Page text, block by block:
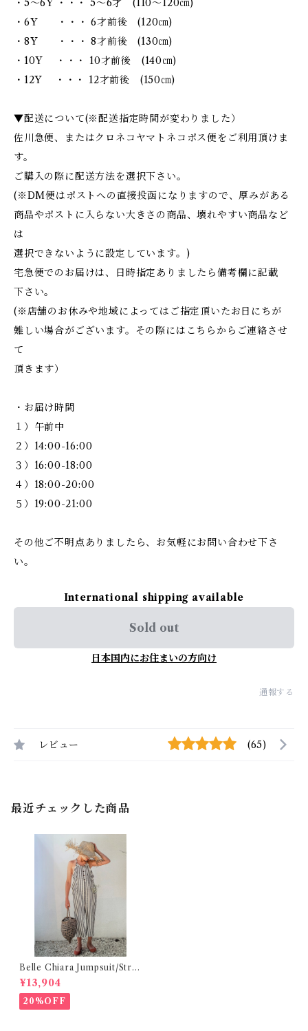
・5～6Y ・・・ 5～6才 (110～120㎝)
・6Y ・・・ 6才前後 (120㎝)
・8Y ・・・ 8才前後 (130㎝)
・10Y ・・・ 10才前後 (140㎝)
・12Y ・・・ 12才前後 (150㎝)
▼配送について(※配送指定時間が変わりました）
佐川急便、またはクロネコヤマトネコポス便をご利用頂けま
す。
ご購入の際に配送方法を選択下さい。
(※DM便はポストへの直接投函になりますので、厚みがある
商品やポストに入らない大きさの商品、壊れやすい商品など
は
選択できないように設定しています。)
宅急便でのお届けは、日時指定ありましたら備考欄に記載
下さい。
(※店舗のお休みや地域によってはご指定頂いたお日にちが
難しい場合がございます。その際にはこちらからご連絡させ
て
頂きます）
・お届け時間
１）午前中
２）14:00-16:00
３）16:00-18:00
４）18:00-20:00
５）19:00-21:00
その他ご不明点ありましたら、お気軽にお問い合わせ下さ
い。
International shipping available
Sold out
日本国内にお住まいの方向け
通報する
レビュー (65)
最近チェックした商品
Belle Chiara Jumpsuit/Strip
e (12,14Y)
¥13,904
20%OFF